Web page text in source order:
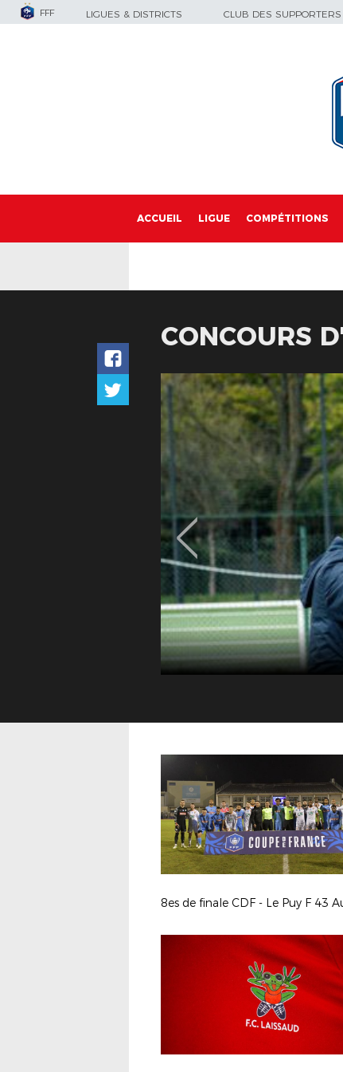
FFF LIGUES & DISTRICTS CLUB DES SUPPORTERS
ACCUEIL LIGUE COMPÉTITIONS
CONCOURS